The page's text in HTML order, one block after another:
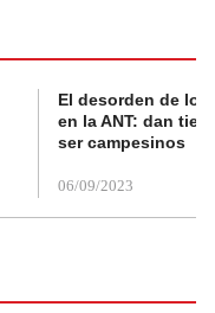
El desorden de
en la ANT: dan
ser campesinos
06/09/2023